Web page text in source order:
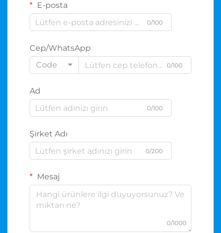
E-posta
0/100
Cep/WhatsApp
Code
0/100
Ad
0/100
Şirket Adı
0/200
Mesaj
0/1000